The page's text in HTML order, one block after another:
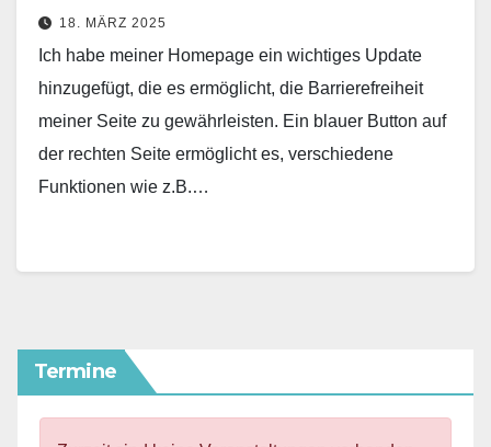
18. MÄRZ 2025
Ich habe meiner Homepage ein wichtiges Update
hinzugefügt, die es ermöglicht, die Barrierefreiheit
meiner Seite zu gewährleisten. Ein blauer Button auf
der rechten Seite ermöglicht es, verschiedene
Funktionen wie z.B.…
Termine